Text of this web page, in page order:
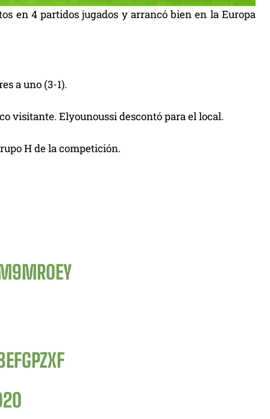
en 4 partidos jugados y arrancó bien en la Europa
a uno (3-1).
visitante. Elyounoussi descontó para el local.
H de la competición.